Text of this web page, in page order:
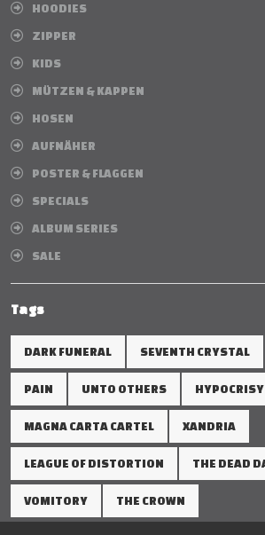
HOODIES
ZIPPER
KIDS
MÜTZEN & KAPPEN
HOSEN
AUFNÄHER
POSTER & FLAGGEN
SPECIALS
ALBUM SERIES
SALE
Tags
DARK FUNERAL SEVENTH CRYSTAL
PAIN UNTO OTHERS HYPOCRISY
MAGNA CARTA CARTEL XANDRIA
LEAGUE OF DISTORTION THE DEAD
VOMITORY THE CROWN